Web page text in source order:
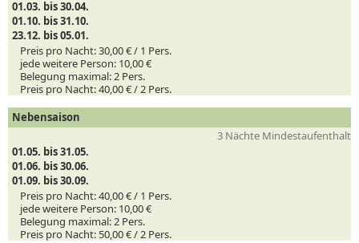
01.03. bis 30.04.
01.10. bis 31.10.
23.12. bis 05.01.
Preis pro Nacht:30,00 € / 1 Pers.
jede weitere Person: 10,00 €
Belegung maximal:2 Pers.
Preis pro Nacht:40,00 € /2 Pers.
Nebensaison
3 Nächte Mindestaufenthalt
01.05. bis 31.05.
01.06. bis 30.06.
01.09. bis 30.09.
Preis pro Nacht:40,00 € / 1 Pers.
jede weitere Person: 10,00 €
Belegung maximal:2 Pers.
Preis pro Nacht: 50,00 € /2 Pers.